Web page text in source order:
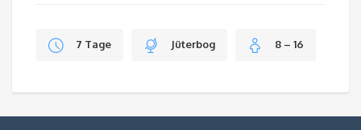
7 Tage Jüterbog 8 – 16